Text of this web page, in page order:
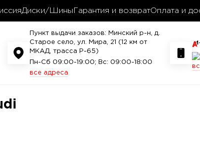
Диски/Шины Гарантия и возвратОплата и
Пункт выдачи заказов: Минский р-н, д.
Старое село, ул. Мира, 21 (12 км от
МКАД, трасса P-65)
Пн-Сб 09:00-19:00; Вс: 09:00-18:00
все адреса